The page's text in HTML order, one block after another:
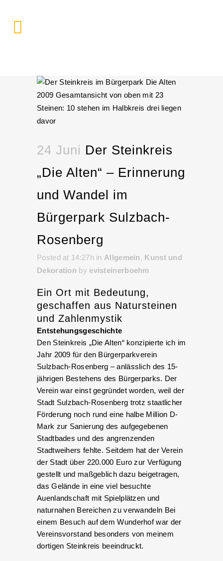
24 Juni Der Steinkreis
„Die Alten“ – Erinnerung
und Wandel im
Bürgerpark Sulzbach-
Rosenberg
Posted at 14:27h in Allgemein, Kunst und
Dekoration by evisteinerboehm
Ein Ort mit Bedeutung,
geschaffen aus Natursteinen
und Zahlenmystik
Entstehungsgeschichte
Den Steinkreis „Die Alten“ konzipierte ich im
Jahr 2009 für den Bürgerparkverein
Sulzbach-Rosenberg – anlässlich des 15-
jährigen Bestehens des Bürgerparks. Der
Verein war einst gegründet worden, weil der
Stadt Sulzbach-Rosenberg trotz staatlicher
Förderung noch rund eine halbe Million D-
Mark zur Sanierung des aufgegebenen
Stadtbades und des angrenzenden
Stadtweihers fehlte. Seitdem hat der Verein
der Stadt über 220.000 Euro zur Verfügung
gestellt und maßgeblich dazu beigetragen,
das Gelände in eine viel besuchte
Auenlandschaft mit Spielplätzen und
naturnahen Bereichen zu verwandeln Bei
einem Besuch auf dem Wunderhof war der
Vereinsvorstand besonders von meinem
dortigen Steinkreis beeindruckt.